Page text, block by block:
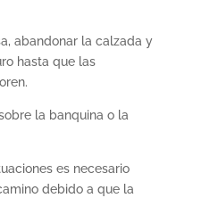
abandonar la calzada y
hasta que las
la banquina o la
es necesario
debido a que la